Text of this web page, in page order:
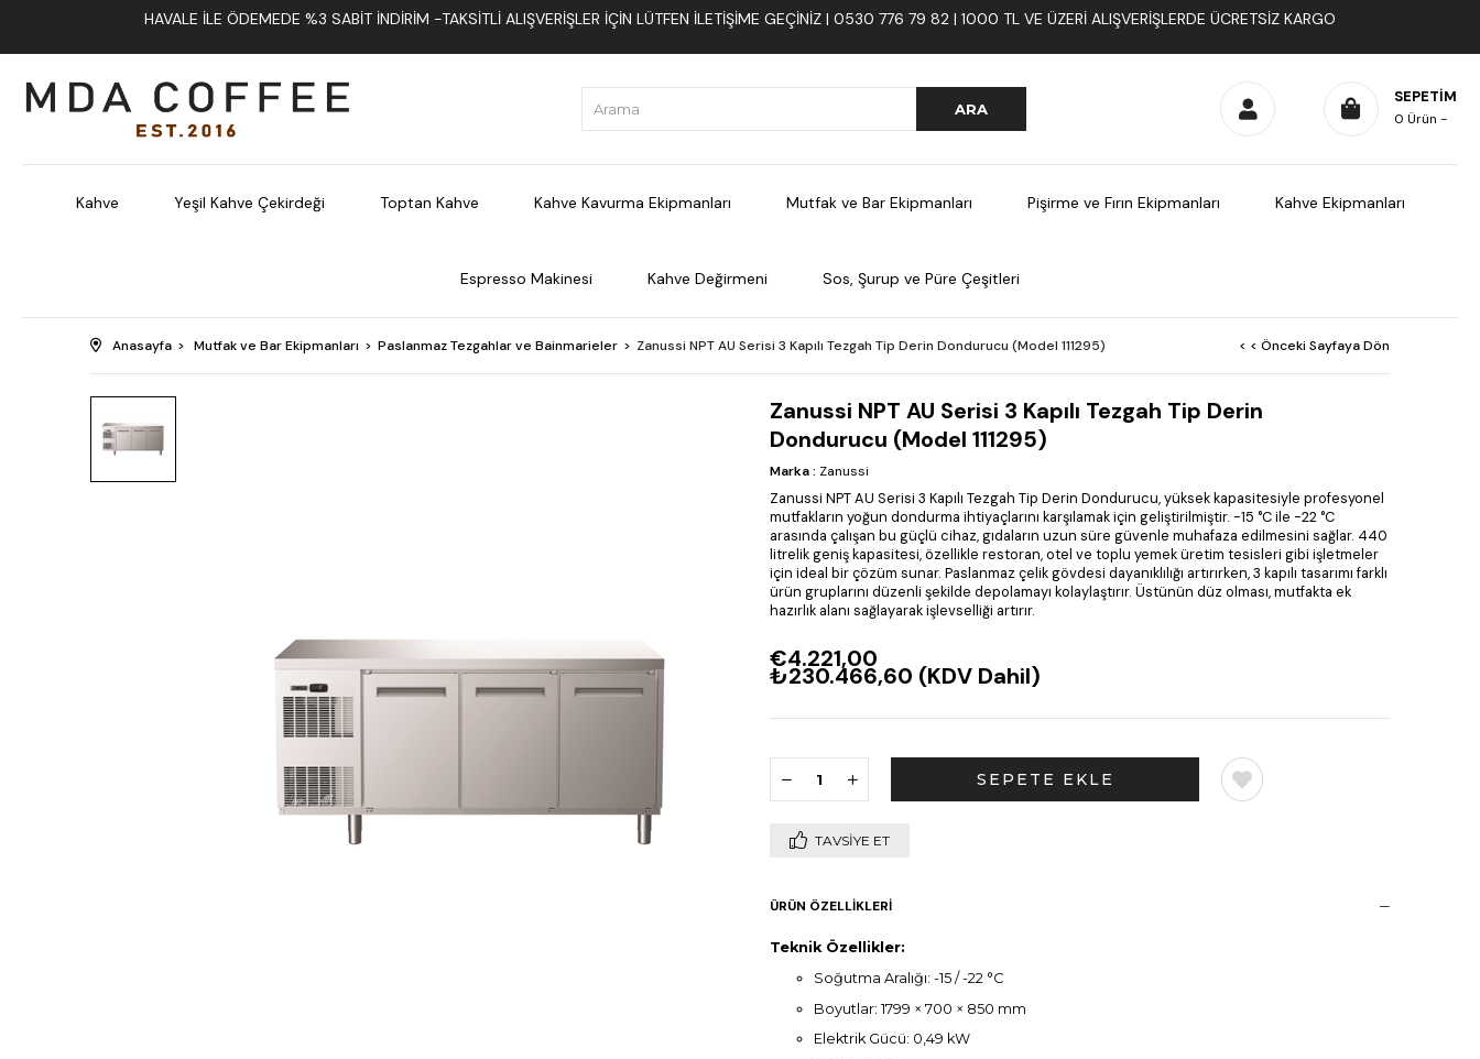
HAVALE İLE ÖDEMEDE %3 SABIT İNDIRIM -TAKSITLI ALIŞVERIŞLER İÇIN LÜTFEN ILETIŞIME GEÇINIZ | 0530 776 79 82 | 1000 TL VE ÜZERI ALIŞVERIŞLERDE ÜCRETSIZ KARGO
SEPETIM
0 Ürün
Kahve Yeşil Kahve Çekirdeği Toptan Kahve Kahve Kavurma Ekipmanları Mutfak ve Bar Ekipmanları Pişirme ve Fırın Ekipmanları Kahve Ekipmanları
Espresso Makinesi Kahve Değirmeni Sos, Şurup ve Püre Çeşitleri
Anasayfa Mutfak ve Bar Ekipmanları Paslanmaz Tezgahlar ve Bainmarieler Zanussi NPT AU Serisi 3 Kapılı Tezgah Tip Derin Dondurucu (Model 111295) < < Önceki Sayfaya Dön
Zanussi NPT AU Serisi 3 Kapılı Tezgah Tip Derin
Dondurucu (Model 111295)
Marka: Zanussi
Zanussi NPT AU Serisi 3 Kapılı Tezgah Tip Derin Dondurucu, yüksek kapasitesiyle profesyonel
mutfakların yoğun dondurma ihtiyaçlarını karşılamak için geliştirilmiştir. -15 °C ile -22 °C
arasında çalışan bu güçlü cihaz, gıdaların uzun süre güvenle muhafaza edilmesini sağlar. 440
litrelik geniş kapasitesi, özellikle restoran, otel ve toplu yemek üretim tesisleri gibi işletmeler
için ideal bir çözüm sunar. Paslanmaz çelik gövdesi dayanıklılığı artırırken, 3 kapılı tasarımı farklı
ürün gruplarını düzenli şekilde depolamayı kolaylaştırır. Üstünün düz olması, mutfakta ek
hazırlık alanı sağlayarak işlevselliği artırır.
€4.221,00
₺230.466,60 (KDV Dahil)
TAVSIYE ET
ÜRÜN ÖZELLIKLERI
Teknik Özellikler:
Soğutma Aralığı: -15 / -22 °C
Boyutlar: 1799 × 700 × 850 mm
Elektrik Gücü: 0,49 kW